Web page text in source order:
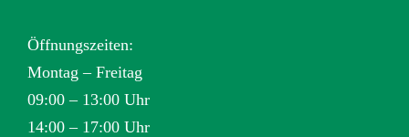
Öffnungszeiten:
Montag – Freitag
09:00 – 13:00 Uhr
14:00 – 17:00 Uhr